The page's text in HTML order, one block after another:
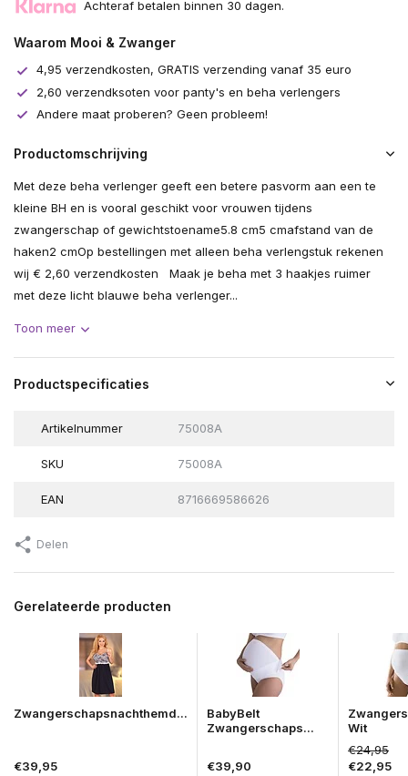
Achteraf betalen binnen 30 dagen.
Waarom Mooi & Zwanger
4,95 verzendkosten, GRATIS verzending vanaf 35 euro
2,60 verzendksoten voor panty's en beha verlengers
Andere maat proberen? Geen probleem!
Productomschrijving
Met deze beha verlenger geeft een betere pasvorm aan een te
kleine BH en is vooral geschikt voor vrouwen tijdens
zwangerschap of gewichtstoename5.8 cm5 cmafstand van de
haken2 cmOp bestellingen met alleen beha verlengstuk rekenen
wij € 2,60 verzendkosten Maak je beha met 3 haakjes ruimer
met deze licht blauwe beha verlenger...
Toon meer
Productspecificaties
Artikelnummer 75008A
SKU 75008A
EAN 8716669586626
Delen
Gerelateerde producten
Zwangerschapsnachthemd...
€39,95
BabyBelt
Zwangerschaps...
€39,90
Wit
€24,95
€22,95